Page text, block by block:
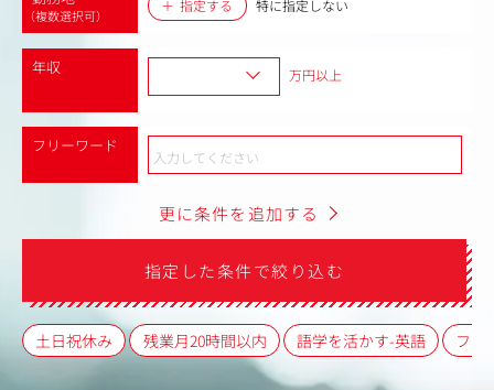
（複数選択可）
指定する 特に指定しない
年収 万円以上
フリーワード
更に条件を追加する
指定した条件で絞り込む
土日祝休み 残業月20時間以内 語学を活かす-英語 フレ